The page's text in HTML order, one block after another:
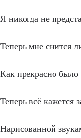
Я никогда не
Теперь мне снится
Как прекрасно было
Теперь всё кажется
Нарисованной